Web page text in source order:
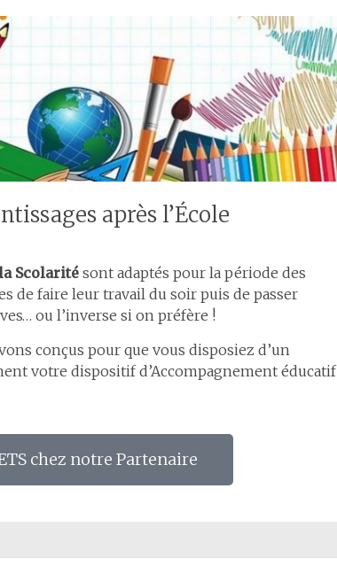
après l’École
Scolarité sont adaptés pour la période des
de faire leur travail du soir puis de passer
ou l’inverse si on préfère !
conçus pour que vous disposiez d’un
votre dispositif d’Accompagnement éducatif
chez notre Partenaire